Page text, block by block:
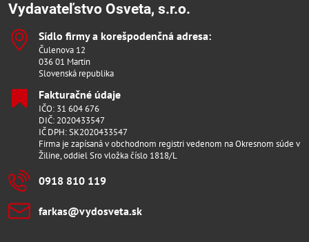
Vydavateľstvo Osveta, s.r.o.
Sídlo firmy a korešpodenčná adresa:
Čulenova 12
036 01 Martin
Slovenská republika
Fakturačné údaje
IČO: 31 604 676
DIČ: 2020433547
IČ DPH: SK2020433547
Firma je zapísaná v obchodnom registri vedenom na Okresnom súde v
Žiline, oddiel Sro vložka číslo 1818/L
0918 810 119
farkas​@vydosveta​.sk